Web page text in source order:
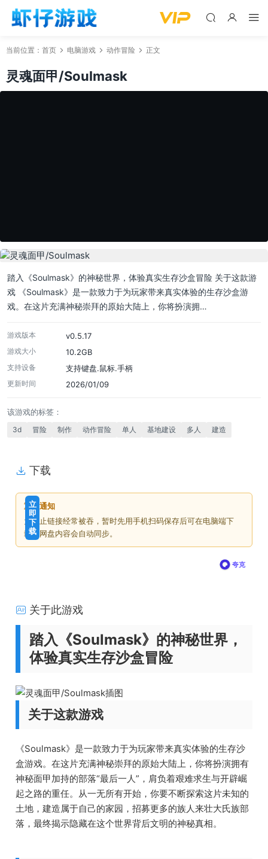
当前位置： 首页 电脑游戏 动作冒险 正文
灵魂面甲/Soulmask
踏入《Soulmask》的神秘世界，体验真实生存沙盒冒险 关于这款游
戏 《Soulmask》是一款致力于为玩家带来真实体验的生存沙盒游
戏。在这片充满神秘崇拜的原始大陆上，你将扮演拥…
游戏版本 v0.5.17
游戏大小 10.2GB
支持设备 支持键盘.鼠标.手柄
更新时间 2026/01/09
该游戏的标签：
3d 冒险 制作 动作冒险 单人 基地建设 多人 建造
下载
夸克
下
载
价
格
免
费
立
即
下
载
重要通知
为防止链接经常被吞，暂时先用手机扫码保存后可在电脑端下
载，网盘内容会自动同步。
关于此游戏
踏入《Soulmask》的神秘世界，
体验真实生存沙盒冒险
关于这款游戏
《Soulmask》是一款致力于为玩家带来真实体验的生存沙
盒游戏。在这片充满神秘崇拜的原始大陆上，你将扮演拥有
神秘面甲加持的部落“最后一人”，肩负着艰难求生与开辟崛
起之路的重任。从一无所有开始，你要不断探索这片未知的
土地，建造属于自己的家园，招募更多的族人来壮大氏族部
落，最终揭示隐藏在这个世界背后文明的神秘真相。